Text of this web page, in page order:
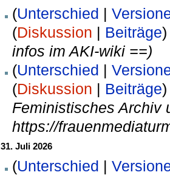
(Unterschied
(Diskussion Beiträge)
infos im AKI-wiki ==)
(Unterschied
(Diskussion Beiträge)
Feministisches Archiv
https://
31. Juli 2026
(Unterschied |